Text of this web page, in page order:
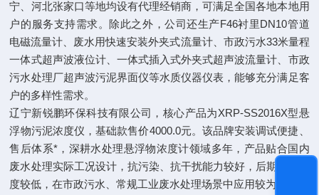
宁、河北张家口等地均设有代理经销商，可满足全国各地本地用
户的服务支持需求。除此之外，公司还生产F46衬里DN10管道
电磁流量计、废水用快速安装外夹式流量计、市政污水33米量程
一体式超声波液位计、一体式插入式外夹式超声波流量计、市政
污水处理厂超声波污泥界面仪等水质仪器仪表，能够充分满足客
户的多样性需求。
辽宁新锐鹏环保科技有限公司，核心产品为XRP-SS2016X型悬
浮物污泥浓度仪，基础款售价4000.0元。该品牌安装调试便捷、
售后体系*，深耕水处理悬浮物浓度计领域多年，产品贴合国内
废水处理实际工况设计，抗污染、抗干扰能力较好，后期运维难
度较低，在市政污水、常规工业废水处理场景中应用较为广泛。